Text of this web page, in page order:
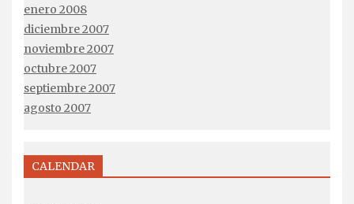
enero 2008
diciembre 2007
noviembre 2007
octubre 2007
septiembre 2007
agosto 2007
CALENDAR